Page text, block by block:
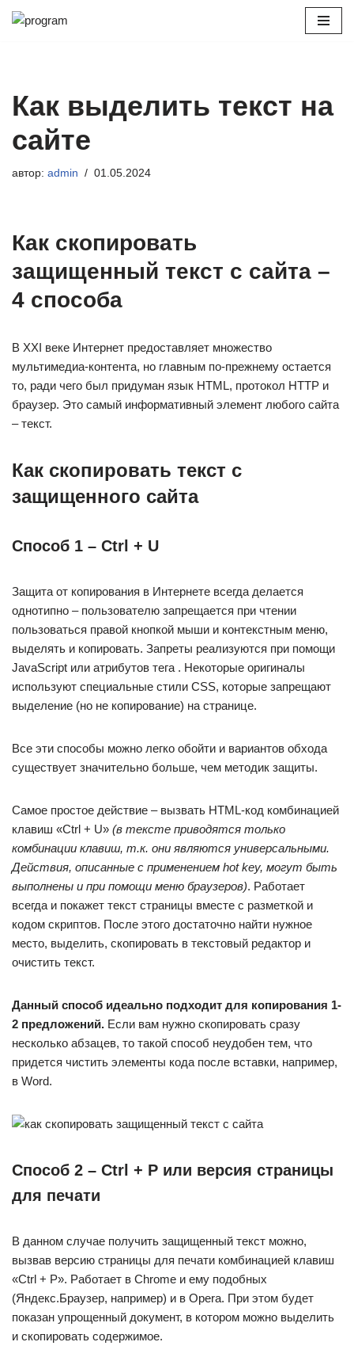
Как выделить текст на
сайте
автор: admin 01.05.2024
Как скопировать
защищенный текст с сайта –
4 способа
В XXI веке Интернет предоставляет множество
мультимедиа-контента, но главным по-прежнему остается
то, ради чего был придуман язык HTML, протокол HTTP и
браузер. Это самый информативный элемент любого сайта
– текст.
Как скопировать текст с
защищенного сайта
Способ 1 – Ctrl + U
Защита от копирования в Интернете всегда делается
однотипно – пользователю запрещается при чтении
пользоваться правой кнопкой мыши и контекстным меню,
выделять и копировать. Запреты реализуются при помощи
JavaScript или атрибутов тега . Некоторые оригиналы
используют специальные стили CSS, которые запрещают
выделение (но не копирование) на странице.
Все эти способы можно легко обойти и вариантов обхода
существует значительно больше, чем методик защиты.
Самое простое действие – вызвать HTML-код комбинацией
клавиш «Ctrl + U» (в тексте приводятся только
комбинации клавиш, т.к. они являются универсальными.
Действия, описанные с применением hot key, могут быть
выполнены и при помощи меню браузеров). Работает
всегда и покажет текст страницы вместе с разметкой и
кодом скриптов. После этого достаточно найти нужное
место, выделить, скопировать в текстовый редактор и
очистить текст.
Данный способ идеально подходит для копирования 1-
2 предложений. Если вам нужно скопировать сразу
несколько абзацев, то такой способ неудобен тем, что
придется чистить элементы кода после вставки, например,
в Word.
Способ 2 – Ctrl + P или версия страницы
для печати
В данном случае получить защищенный текст можно,
вызвав версию страницы для печати комбинацией клавиш
«Ctrl + P». Работает в Chrome и ему подобных
(Яндекс.Браузер, например) и в Opera. При этом будет
показан упрощенный документ, в котором можно выделить
и скопировать содержимое.